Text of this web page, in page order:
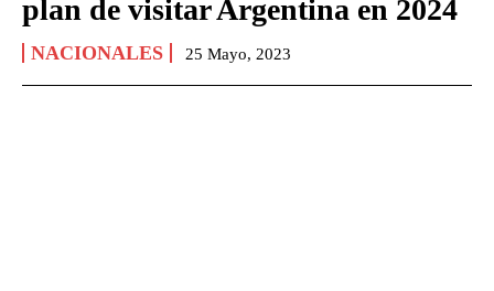
plan de visitar Argentina en 2024
NACIONALES 25 Mayo, 2023